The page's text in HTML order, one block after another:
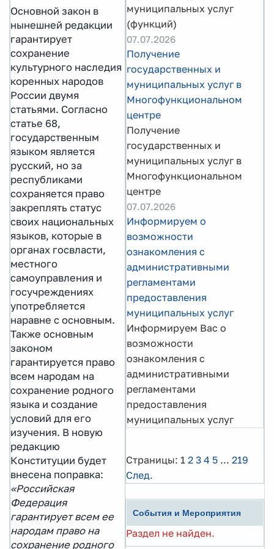
Основной закон в
нынешней редакции
гарантирует
сохранение
культурного наследия
коренных народов
России двумя
статьями. Согласно
статье 68,
государственным
языком является
русский, но за
республиками
сохраняется право
закреплять статус
своих национальных
языков, которые в
органах госвласти,
местного
самоуправления и
госучреждениях
употребляется
наравне с основным.
Также основным
законом
гарантируется право
всем народам на
сохранение родного
языка и создание
условий для его
изучения. В новую
редакцию
Конституции будет
внесена поправка:
«Российская
Федерация
гарантирует всем ее
народам право на
сохранение родного
муниципальных услуг
(функций)
07.07.2026
Получение
государственных и
муниципальных услуг в
Многофункциональном
центре
Получение
государственных и
муниципальных услуг в
Многофункциональном
центре
07.07.2026
Информируем о
возможности
ознакомления с
административными
регламентами
предоставления
муниципальных услуг
Информируем Вас о
возможности
ознакомления с
административными
регламентами
предоставления
муниципальных услуг
Страницы: 1 2 3 4 5 ... 219
След.
События и Мероприятия
Раздел не найден.